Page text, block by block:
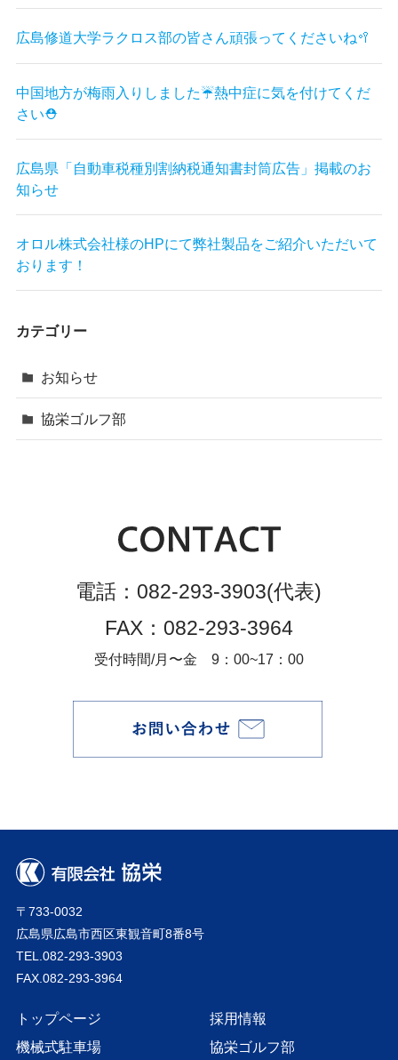
広島修道大学ラクロス部の皆さん頑張ってくださいね🥍
中国地方が梅雨入りしました☔熱中症に気を付けてくだ
さい⛑
広島県「自動車税種別割納税通知書封筒広告」掲載のお
知らせ
オロル株式会社様のHPにて弊社製品をご紹介いただいて
おります！
カテゴリー
お知らせ
協栄ゴルフ部
電話： 082-293-3903(代表)
FAX： 082-293-3964
受付時間/月〜金 9：00~17：00
〒733-0032
広島県広島市西区東観音町8番8号
TEL.082-293-3903
FAX.082-293-3964
トップページ
機械式駐車場
採用情報
協栄ゴルフ部